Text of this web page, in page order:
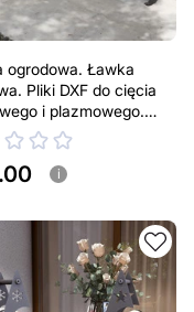
ogrodowa. Ławka
Pliki DXF do cięcia
i plazmowego.
na podwórko
i